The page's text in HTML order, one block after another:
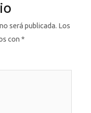
será publicada. Los
con*